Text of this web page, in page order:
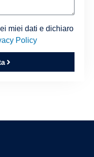
miei dati e dichiaro
Policy